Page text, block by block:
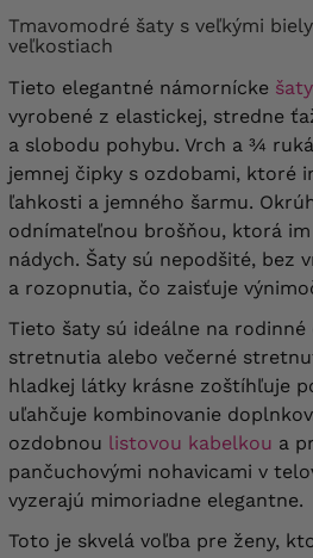
Tmavomodré šaty s veľkými bielymi kvetmi vo väčších
veľkostiach
Tieto elegantné námornícke
vyrobené z elastickej, stredne
a slobodu pohybu. Vrch a ¾
jemnej čipky s ozdobami, ktoré
ľahkosti a jemného šarmu.
odnímateľnou brošňou, ktorá
nádych. Šaty sú nepodšité, bez
a rozopnutia, čo zaisťuje
Tieto šaty sú ideálne na rodinné
stretnutia alebo večerné
hladkej látky krásne zoštíhľuje
uľahčuje kombinovanie
ozdobnou listovou kabelkou a
pančuchovými nohavicami v
vyzerajú mimoriadne elegantne.
Toto je skvelá voľba pre ženy,